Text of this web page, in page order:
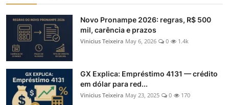
Novo Pronampe 2026: regras, R$ 500
mil, carência e prazos
Vinicius Teixeira May 6, 2026 0 1.4k
GX Explica: Empréstimo 4131 — crédito
em dólar para red...
Vinicius Teixeira May 23, 2025 0 170